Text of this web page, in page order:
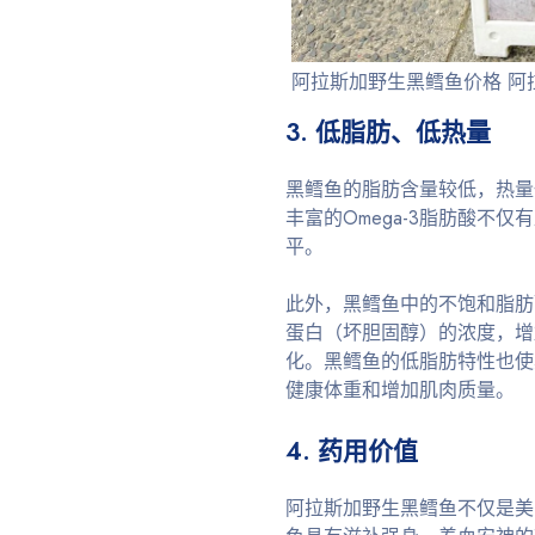
阿拉斯加野生黑鳕鱼价格
3. 低脂肪、低热量
黑鳕鱼的脂肪含量较低，热
丰富的Omega-3脂肪酸不仅
平。
此外，黑鳕鱼中的不饱和脂
蛋白（坏胆固醇）的浓度，
化。黑鳕鱼的低脂肪特性也
健康体重和增加肌肉质量。
4. 药用价值
阿拉斯加野生黑鳕鱼不仅是